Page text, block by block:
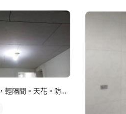
緯誠工程行，輕隔間。天花。防火建材居家隔間，天花